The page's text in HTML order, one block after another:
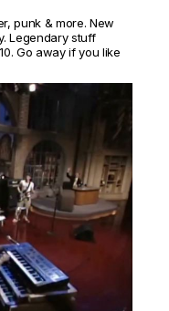
punk & more. New
Legendary stuff
Go away if you like